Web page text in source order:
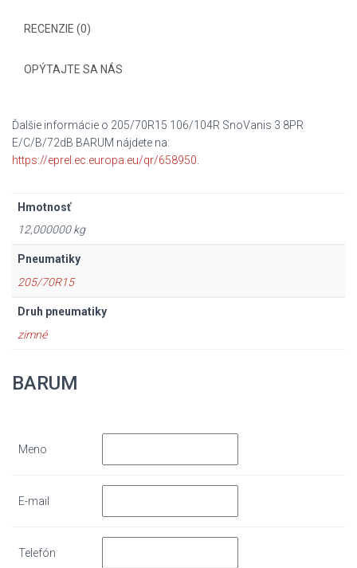
RECENZIE (0)
OPÝTAJTE SA NÁS
Ďalšie informácie o 205/70R15 106/104R SnoVanis 3 8PR
E/C/B/72dB BARUM nájdete na:
https://eprel.ec.europa.eu/qr/658950
Hmotnosť
12,000000 kg
Pneumatiky
205/70R15
Druh pneumatiky
zimné
BARUM
Meno
E-mail
Telefón